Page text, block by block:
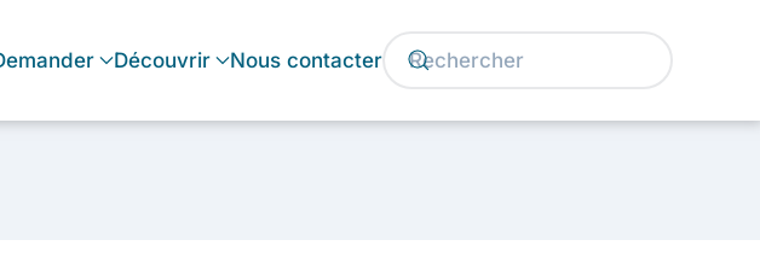
Découvrir Nous contacter